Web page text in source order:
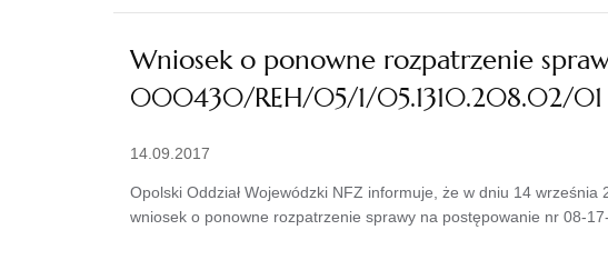
Wniosek o ponowne rozpatrzenie
000430/REH/05/1/05.1310.208.02/01
14.09.2017
Opolski Oddział Wojewódzki NFZ informuje, że w dniu 14
wniosek o ponowne rozpatrzenie sprawy na postępowanie nr 08-